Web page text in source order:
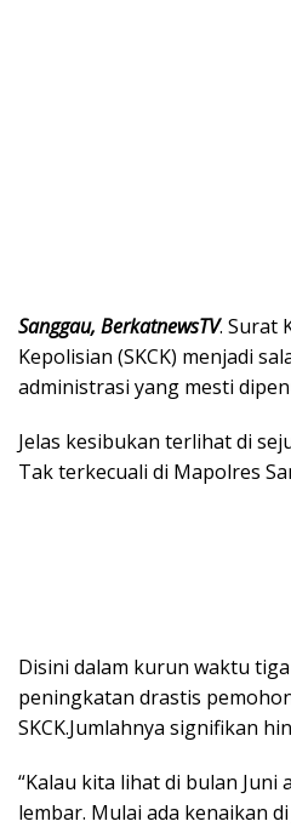
Sanggau, BerkatnewsTV. Surat
Kepolisian (SKCK) menjadi
administrasi yang mesti
Jelas kesibukan terlihat di
Tak terkecuali di Mapolres
Disini dalam kurun waktu
peningkatan drastis
SKCK.Jumlahnya signifikan
“Kalau kita lihat di bulan Juni
lembar. Mulai ada kenaikan